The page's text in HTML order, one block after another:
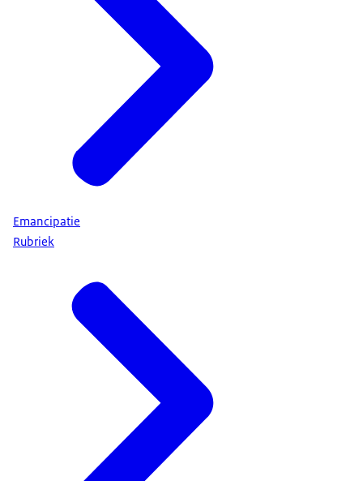
Emancipatie
Rubriek